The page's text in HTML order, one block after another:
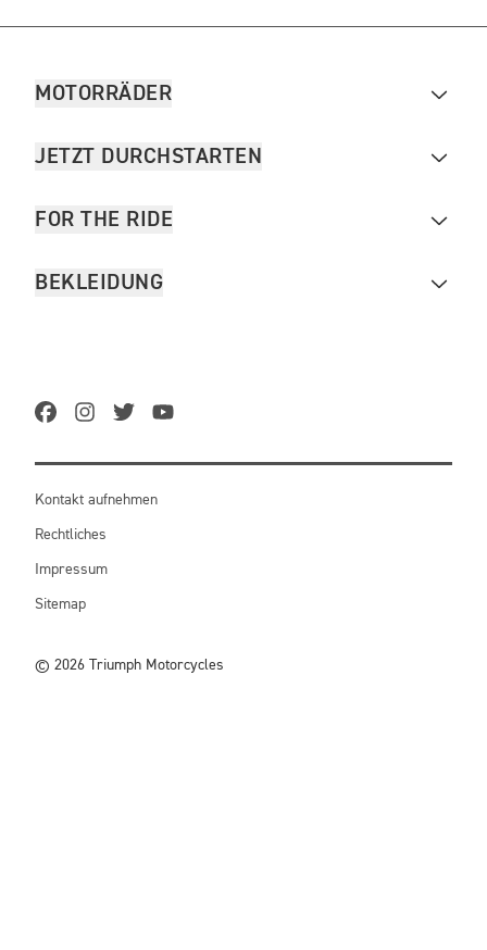
MOTORRÄDER
JETZT DURCHSTARTEN
FOR THE RIDE
BEKLEIDUNG
Kontakt aufnehmen
Rechtliches
Impressum
Sitemap
© 2026 Triumph Motorcycles